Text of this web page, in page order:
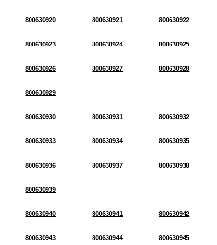
800630920 800630921 800630922
800630923 800630924 800630925
800630926 800630927 800630928
800630929
800630930 800630931 800630932
800630933 800630934 800630935
800630936 800630937 800630938
800630939
800630940 800630941 800630942
800630943 800630944 800630945